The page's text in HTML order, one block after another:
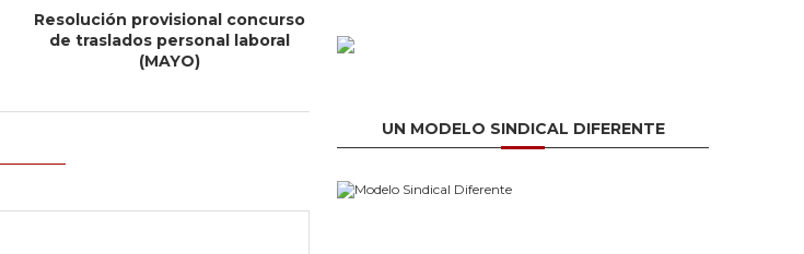
Resolución provisional concurso
de traslados personal laboral
(MAYO)
UN MODELO SINDICAL DIFERENTE